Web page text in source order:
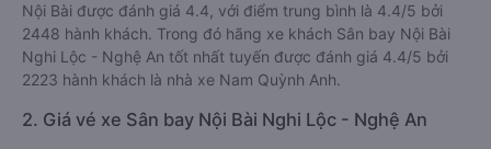
Nội Bài được đánh giá 4.4, với điểm trung bình là 4.4/5 bởi
2448 hành khách. Trong đó hãng xe khách Sân bay Nội Bài
Nghi Lộc - Nghệ An tốt nhất tuyến được đánh giá 4.4/5 bởi
2223 hành khách là nhà xe Nam Quỳnh Anh.
2. Giá vé xe Sân bay Nội Bài Nghi Lộc - Nghệ An